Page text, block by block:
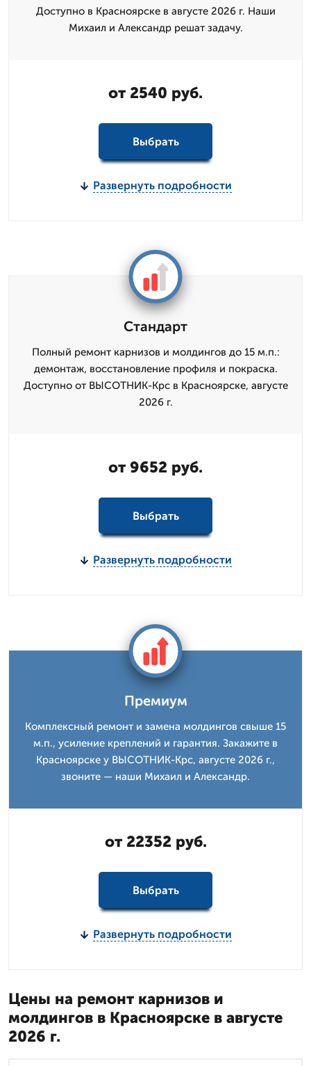
Доступно в Красноярске в августе 2026 г. Наши
Михаил и Александр решат задачу.
от 2540 руб.
Выбрать
Развернуть подробности
Стандарт
Полный ремонт карнизов и молдингов до 15 м.п.:
демонтаж, восстановление профиля и покраска.
Доступно от ВЫСОТНИК-Крс в Красноярске, августе
2026 г.
от 9652 руб.
Выбрать
Развернуть подробности
Премиум
Комплексный ремонт и замена молдингов свыше 15
м.п., усиление креплений и гарантия. Закажите в
Красноярске у ВЫСОТНИК-Крс, августе 2026 г.,
звоните — наши Михаил и Александр.
от 22352 руб.
Выбрать
Развернуть подробности
Цены на ремонт карнизов и
молдингов в Красноярске в августе
2026 г.